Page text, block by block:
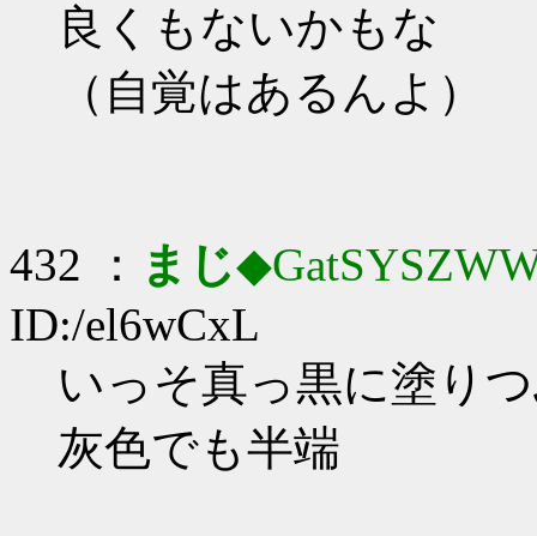
良くもないかもな
（自覚はあるんよ）
432 ： まじ
ID:/el6wCxL
いっそ真っ黒に塗り
灰色でも半端